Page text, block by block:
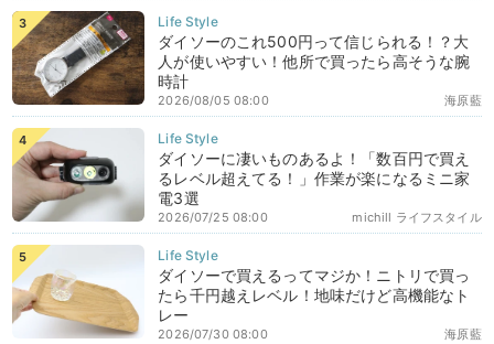
ダイソーのこれ500円って信じられる！？大
人が使いやすい！他所で買ったら高そうな腕
時計
海原藍
2026/08/05 08:00
ダイソーに凄いものあるよ！「数百円で買え
るレベル超えてる！」作業が楽になるミニ家
電3選
michill ライフスタイル
2026/07/25 08:00
ダイソーで買えるってマジか！ニトリで買っ
たら千円越えレベル！地味だけど高機能なト
レー
海原藍
2026/07/30 08:00